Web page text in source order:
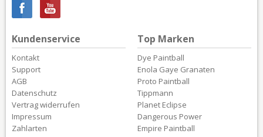
Kundenservice
Kontakt
Support
AGB
Datenschutz
Vertrag widerrufen
Impressum
Zahlarten
Top Marken
Dye Paintball
Enola Gaye Granaten
Proto Paintball
Tippmann
Planet Eclipse
Dangerous Power
Empire Paintball